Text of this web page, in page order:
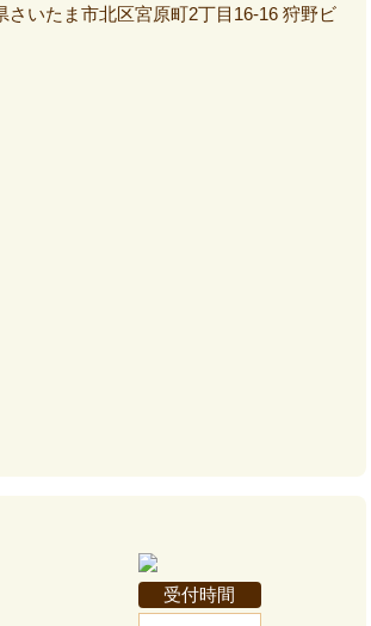
さいたま市北区宮原町2丁目16-16 狩野ビ
受付時間